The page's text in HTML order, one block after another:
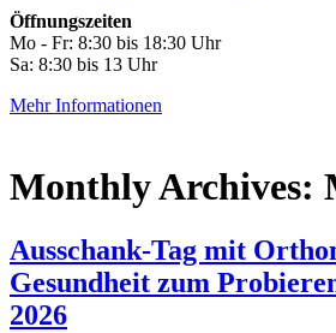
Öffnungszeiten
Mo - Fr: 8:30 bis 18:30 Uhr
Sa: 8:30 bis 13 Uhr
Mehr Informationen
Monthly Archives:
Ausschank-Tag mit
Gesundheit zum
2026